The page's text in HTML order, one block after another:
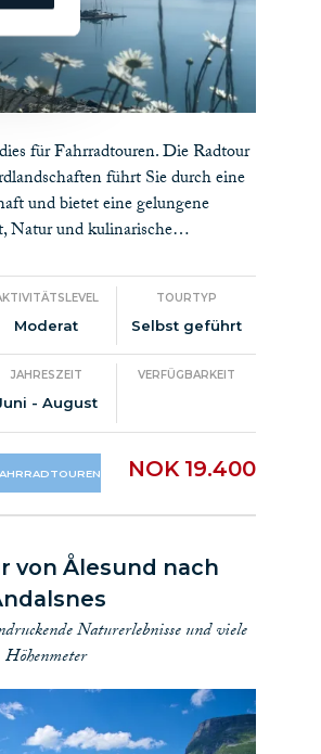
für Fahrradtouren. Die Radtour
führt Sie durch eine
und bietet eine gelungene
Natur und kulinarische…
Moderat
TOURTYP
Selbst geführt
JAHRESZEIT
- August
VERFÜGBARKEIT
NOK 19.400
von Ålesund nach
Naturerlebnisse und viele
Höhenmeter